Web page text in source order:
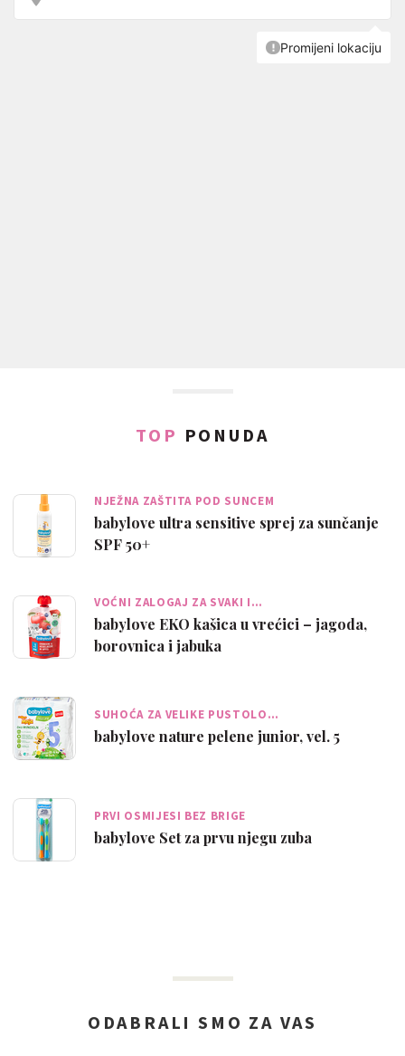
TOP PONUDA
NJEŽNA ZAŠTITA POD SUNCEM
babylove ultra sensitive sprej za sunčanje
SPF 50+
VOĆNI ZALOGAJ ZA SVAKI I…
babylove EKO kašica u vrećici – jagoda,
borovnica i jabuka
SUHOĆA ZA VELIKE PUSTOLO…
babylove nature pelene junior, vel. 5
PRVI OSMIJESI BEZ BRIGE
babylove Set za prvu njegu zuba